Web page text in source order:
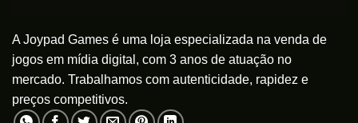
A Joypad Games é uma loja especializada na venda de
jogos em mídia digital, com 3 anos de atuação no
mercado. Trabalhamos com autenticidade, rapidez e
preços competitivos.